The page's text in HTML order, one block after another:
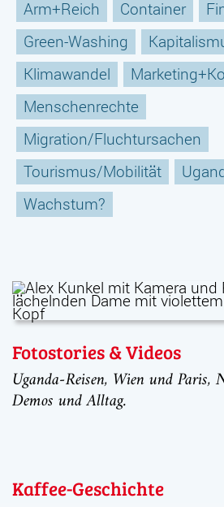
Arm+Reich Container
Green-Washing
Klimawandel
Menschenrechte
Migration/Fluchtursachen
Tourismus/Mobilität
Wachstum?
Fotostories & Videos
Uganda-Reisen, Wien und Paris,
Demos und Alltag.
Kaffee-Geschichte